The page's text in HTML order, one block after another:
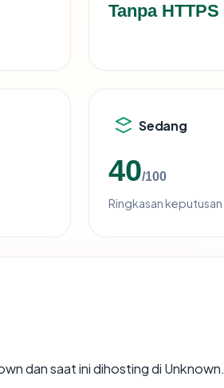
Tanpa HTTPS
Sedang
40/100
Ringkasan keputusan
dan saat ini dihosting di Unknown.